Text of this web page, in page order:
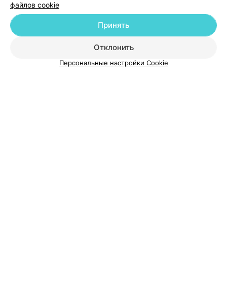
Добавить компанию
Добавить специалиста
файлов cookie
Отклонить
Принять
Персональные настройки Cookie